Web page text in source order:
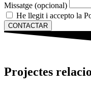
Missatge (opcional)
He llegit i accepto la
CONTACTAR
Projectes